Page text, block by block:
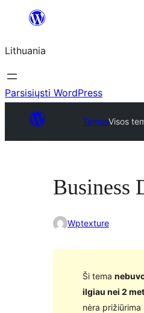
turinio
Lithuania
Parsisiųsti WordPress
TemosVisos
Business
Wptexture
Ši tema
ilgiau nei 2
nėra prižiūrima